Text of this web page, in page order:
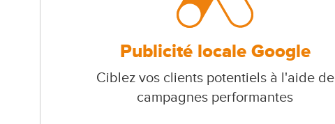
Publicité locale Google
Ciblez vos clients potentiels à l'aide de
campagnes performantes